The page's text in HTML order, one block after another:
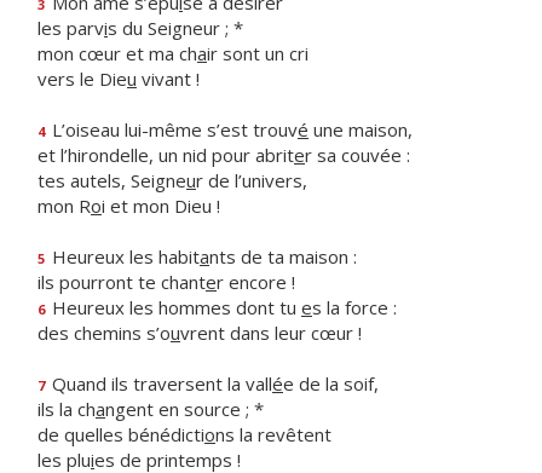
3
les parvis du Seigneur ; *
mon cœur et ma chair sont un cri
vers le Dieu vivant !
4 L’oiseau lui-même s’est trouvé une maison,
et l’hirondelle, un nid pour abriter sa couvée :
tes autels, Seigneur de l’univers,
mon Roi et mon Dieu !
5 Heureux les habitants de ta maison :
ils pourront te chanter encore !
6 Heureux les hommes dont tu es la force :
des chemins s’ouvrent dans leur cœur !
7 Quand ils traversent la vallée de la soif,
ils la changent en source ; *
de quelles bénédictions la revêtent
les pluies de printemps !